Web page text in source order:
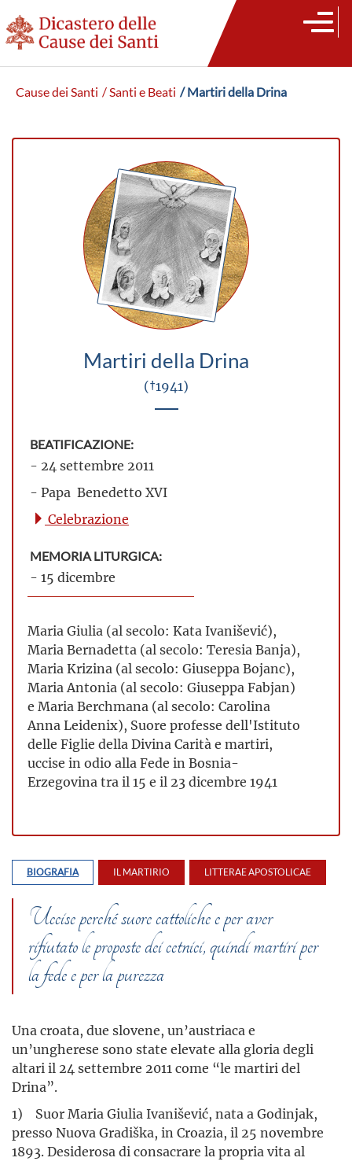
Cause dei Santi / Santi e Beati / Martiri della Drina
Martiri della Drina
(†1941)
BEATIFICAZIONE:
- 24 settembre 2011
- Papa Benedetto XVI
Celebrazione
MEMORIA LITURGICA:
- 15 dicembre
Maria Giulia (al secolo: Kata Ivanišević),
Maria Bernadetta (al secolo: Teresia Banja),
Maria Krizina (al secolo: Giuseppa Bojanc),
Maria Antonia (al secolo: Giuseppa Fabjan)
e Maria Berchmana (al secolo: Carolina
Anna Leidenix), Suore professe dell'Istituto
delle Figlie della Divina Carità e martiri,
uccise in odio alla Fede in Bosnia-
Erzegovina tra il 15 e il 23 dicembre 1941
BIOGRAFIA IL MARTIRIO LITTERAE APOSTOLICAE
Uccise perché suore cattoliche e per aver
rifiutato le proposte dei cetnici, quindi martiri per
la fede e per la purezza
Una croata, due slovene, un’austriaca e
un’ungherese sono state elevate alla gloria degli
altari il 24 settembre 2011 come “le martiri del
Drina”.
1) Suor Maria Giulia Ivanišević, nata a Godinjak,
presso Nuova Gradiška, in Croazia, il 25 novembre
1893. Desiderosa di consacrare la propria vita al